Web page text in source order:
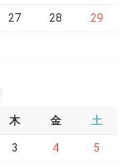
27 28 29
木 金 土
3 4 5